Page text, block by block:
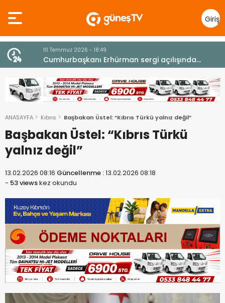
Giriş
Yap
10 Temmuz 2026 - 18:49
Cumhurbaşkanı Erhürman sergi açılışında
fenalaşarak hastaneye kaldırıldı
ANASAYFA Kıbrıs Başbakan Üstel: “Kıbrıs Türkü yalnız değil”
Başbakan Üstel: “Kıbrıs Türkü
yalnız değil”
13.02.2026 08:16 Güncellenme :13.02.2026 08:18
- 53 viewskez okundu